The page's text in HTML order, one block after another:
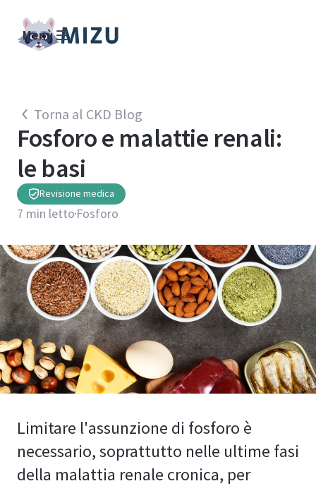
Menù
Torna al CKD Blog
Fosforo e malattie renali:
le basi
Revisione medica
7 min letto Fosforo
Limitare l'assunzione di fosforo è
necessario, soprattutto nelle ultime fasi
della malattia renale cronica, per